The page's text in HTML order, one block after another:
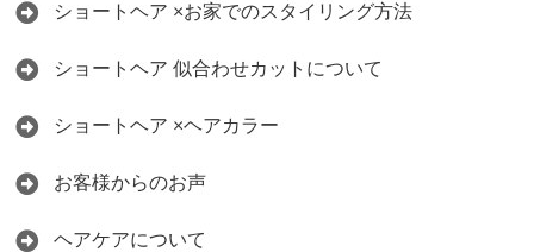
ショートヘア ×お家でのスタイリング方法
ショートヘア 似合わせカットについて
ショートヘア ×ヘアカラー
お客様からのお声
ヘアケアについて